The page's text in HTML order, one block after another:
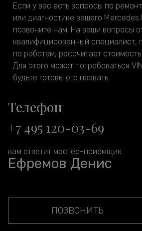
Если у вас есть вопросы по
или диагностике вашего Mercedes
позвоните нам. На ваши вопросы
квалифицированный специалист,
по работам, рассчитает
Для этого может потребоваться
будьте готовы его назвать.
Телефон
+7 495 120-03-69
вам ответит мастер-приёмщик
Ефремов Денис
ПОЗВОНИТЬ